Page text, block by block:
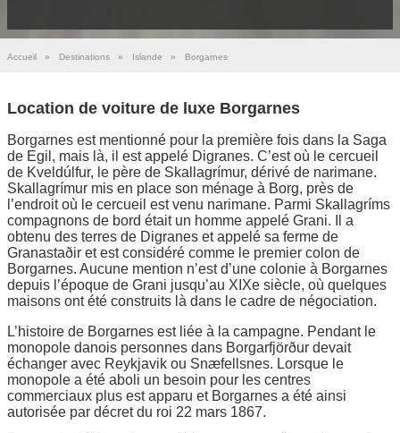
Accueil » Destinations » Islande » Borgarnes
Location de voiture de luxe Borgarnes
Borgarnes est mentionné pour la première fois dans la Saga
de Egil, mais là, il est appelé Digranes. C’est où le cercueil
de Kveldúlfur, le père de Skallagrímur, dérivé de narimane.
Skallagrímur mis en place son ménage à Borg, près de
l’endroit où le cercueil est venu narimane. Parmi Skallagríms
compagnons de bord était un homme appelé Grani. Il a
obtenu des terres de Digranes et appelé sa ferme de
Granastaðir et est considéré comme le premier colon de
Borgarnes. Aucune mention n’est d’une colonie à Borgarnes
depuis l’époque de Grani jusqu’au XIXe siècle, où quelques
maisons ont été construits là dans le cadre de négociation.
L’histoire de Borgarnes est liée à la campagne. Pendant le
monopole danois personnes dans Borgarfjörður devait
échanger avec Reykjavik ou Snæfellsnes. Lorsque le
monopole a été aboli un besoin pour les centres
commerciaux plus est apparu et Borgarnes a été ainsi
autorisée par décret du roi 22 mars 1867.